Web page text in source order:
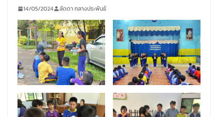
14/05/2024 ลัดดา กลางประพันธ์